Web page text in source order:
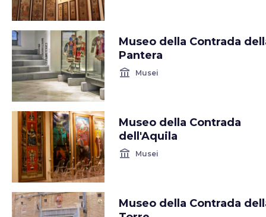
Museo della Contrada
Pantera
account_balance Musei
Museo della Contrada
dell'Aquila
account_balance Musei
Museo della Contrada